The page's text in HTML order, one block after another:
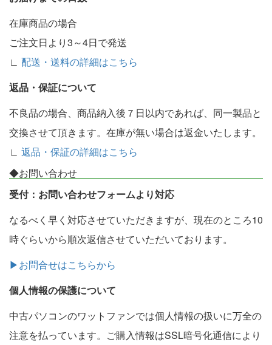
在庫商品の場合
ご注文日より3～4日で発送
∟ 配送・送料の詳細はこちら
返品・保証について
不良品の場合、商品納入後７日以内であれば、同一製品と
交換させて頂きます。在庫が無い場合は返金いたします。
∟ 返品・保証の詳細はこちら
◆お問い合わせ
受付：お問い合わせフォームより対応
なるべく早く対応させていただきますが、現在のところ10
時ぐらいから順次返信させていただいております。
▶お問合せはこちらから
個人情報の保護について
中古パソコンのワットファンでは個人情報の扱いに万全の
注意を払っています。ご購入情報はSSL暗号化通信により